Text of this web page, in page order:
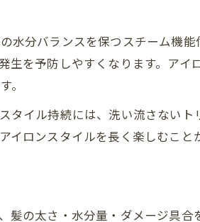
度管理術
イロン温度設定の極意
アイロン温度調整術
別温度管理のポイント
美容室で見極める方法
す温度管理テクニック
の仕上がり差を分析
施術と家庭用の違い
水分バランスを保つスチーム機
を予防しやすくなります。ア
。
イル持続には、洗い流さない
ロンスタイルを長く楽しむこと
の太さ・水分量・ダメージ具